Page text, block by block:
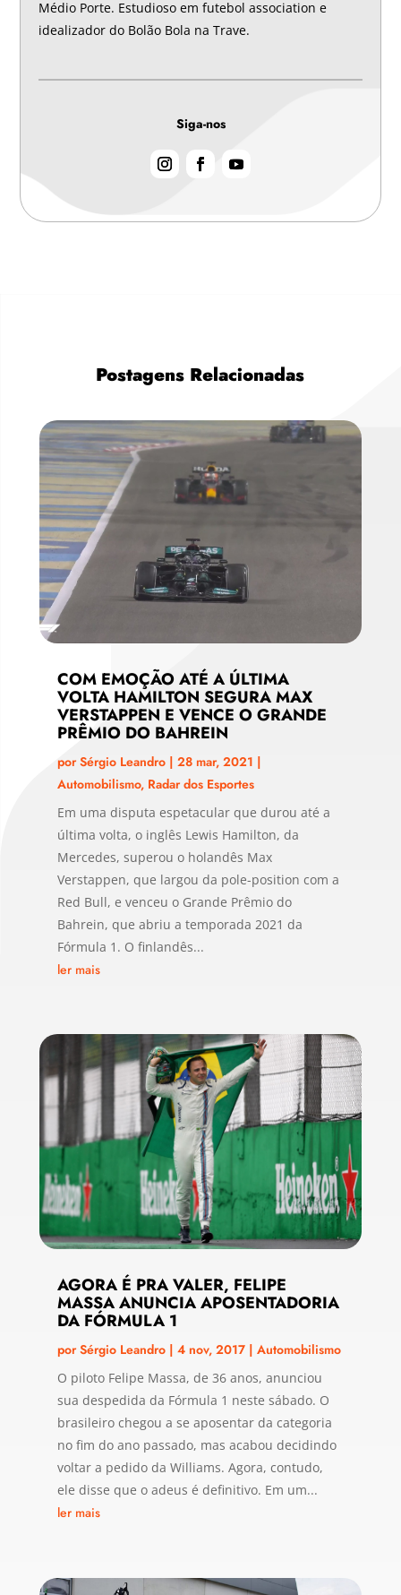
Médio Porte. Estudioso em futebol association e
idealizador do Bolão Bola na Trave.
Siga-nos
Postagens Relacionadas
COM EMOÇÃO ATÉ A ÚLTIMA
VOLTA HAMILTON SEGURA MAX
VERSTAPPEN E VENCE O GRANDE
PRÊMIO DO BAHREIN
porSérgio Leandro| 28 mar, 2021 |
Automobilismo, Radar dos Esportes
Em uma disputa espetacular que durou até a
última volta, o inglês Lewis Hamilton, da
Mercedes, superou o holandês Max
Verstappen, que largou da pole-position com a
Red Bull, e venceu o Grande Prêmio do
Bahrein, que abriu a temporada 2021 da
Fórmula 1. O finlandês...
ler mais
AGORA É PRA VALER, FELIPE
MASSA ANUNCIA APOSENTADORIA
DA FÓRMULA 1
porSérgio Leandro| 4 nov, 2017| Automobilismo
O piloto Felipe Massa, de 36 anos, anunciou
sua despedida da Fórmula 1 neste sábado. O
brasileiro chegou a se aposentar da categoria
no fim do ano passado, mas acabou decidindo
voltar a pedido da Williams. Agora, contudo,
ele disse que o adeus é definitivo. Em um...
ler mais